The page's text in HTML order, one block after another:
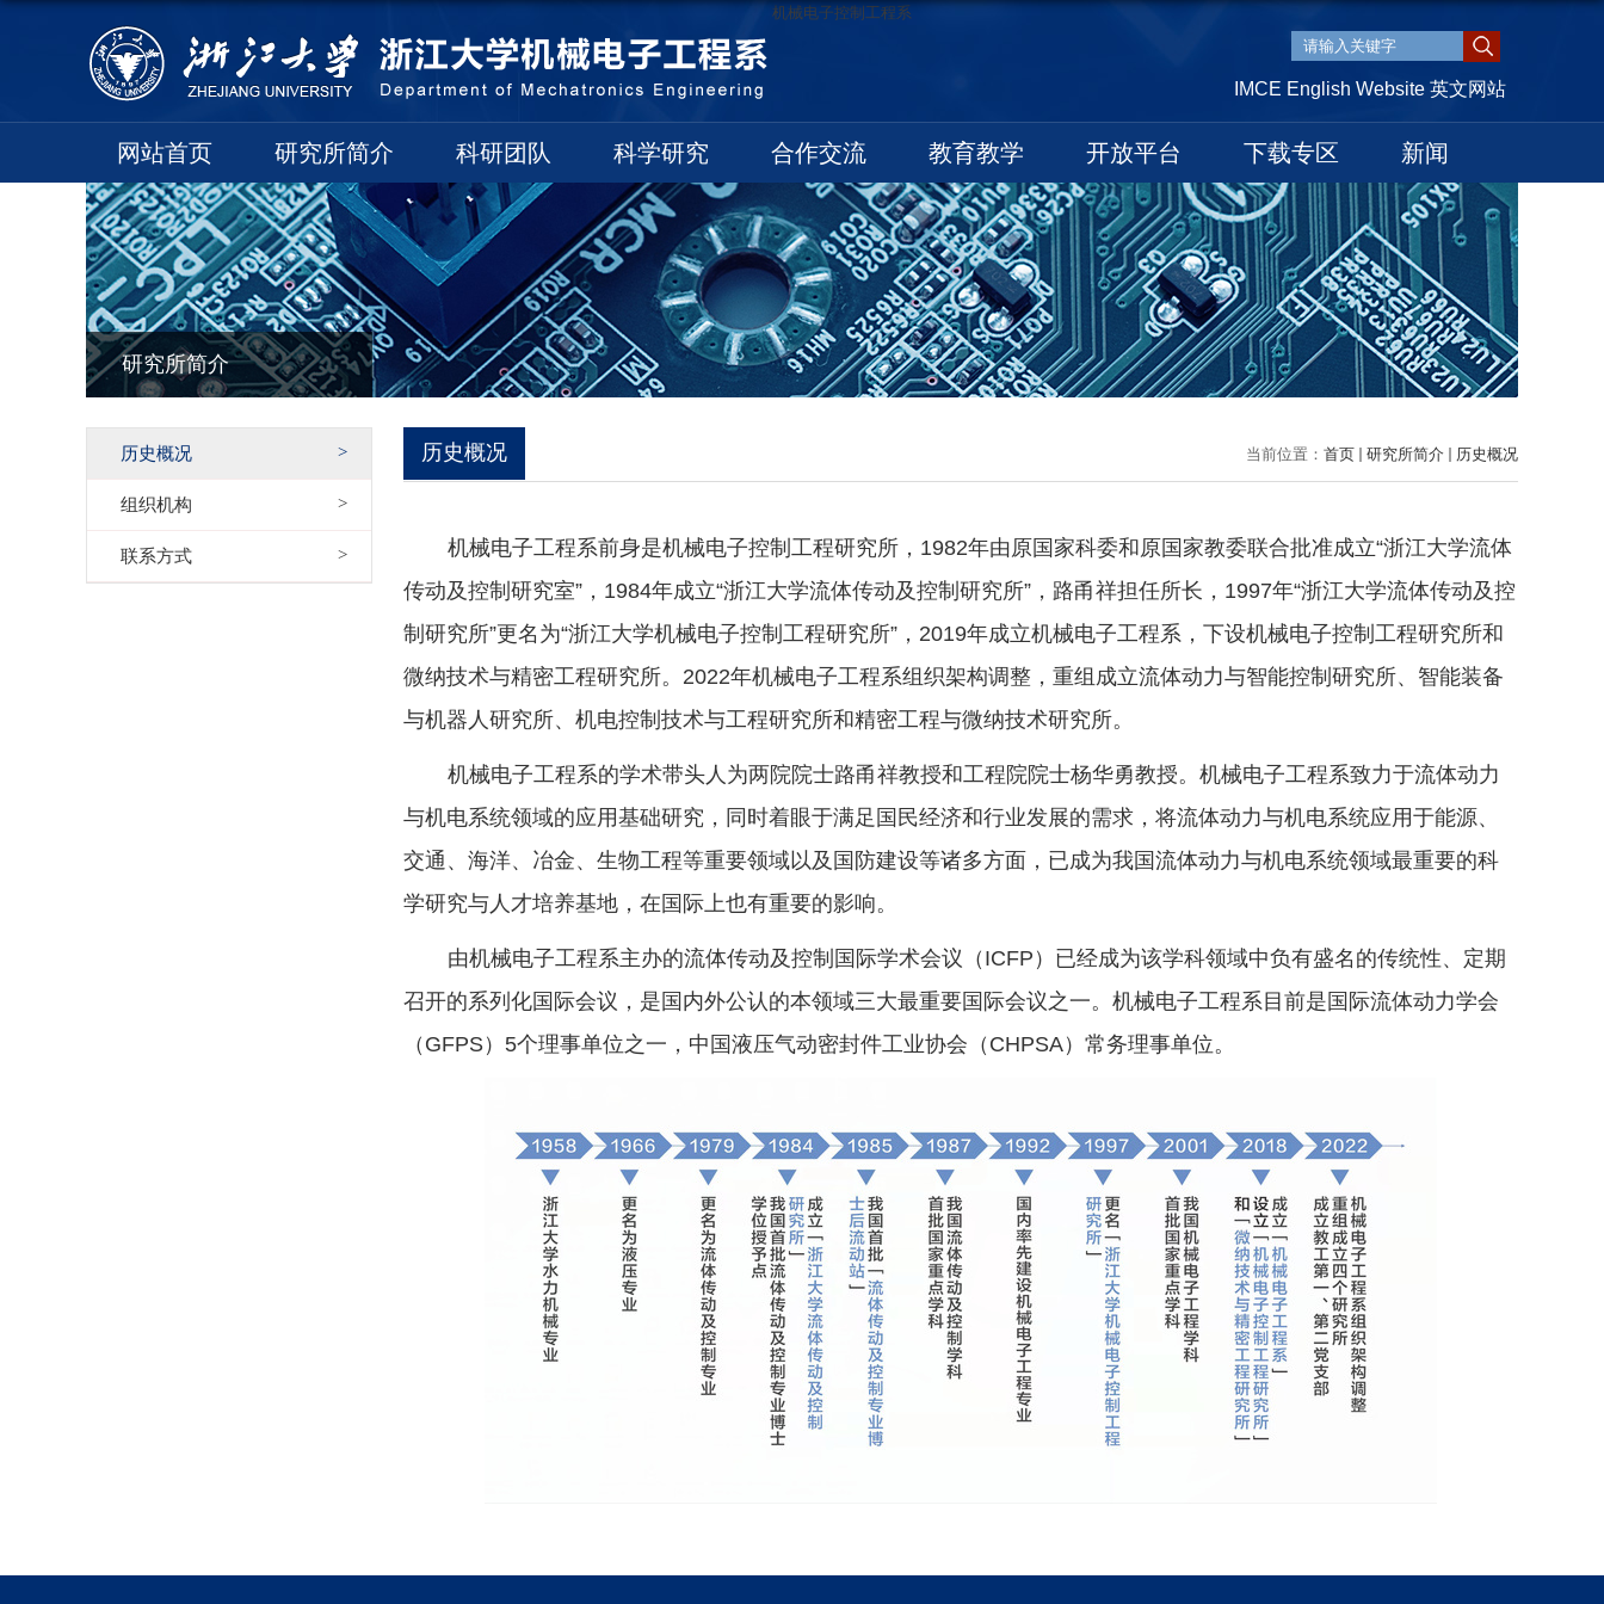
机械电子控制工程系
IMCE English Website 英文网站
网站首页 研究所简介 科研团队 科学研究 合作交流 教育教学 开放平台 下载专区 新闻
研究所简介
历史概况
组织机构
联系方式
当前位置： 首页 研究所简介 历史概况
历史概况
机械电子工程系前身是机械电子控制工程研究所，1982年由原国家科委和原国家教委联合批准成立“浙江大学流体
传动及控制研究室”，1984年成立“浙江大学流体传动及控制研究所”，路甬祥担任所长，1997年“浙江大学流体传动及控
制研究所”更名为“浙江大学机械电子控制工程研究所”，2019年成立机械电子工程系，下设机械电子控制工程研究所和
微纳技术与精密工程研究所。2022年机械电子工程系组织架构调整，重组成立流体动力与智能控制研究所、智能装备
与机器人研究所、机电控制技术与工程研究所和精密工程与微纳技术研究所。
机械电子工程系的学术带头人为两院院士路甬祥教授和工程院院士杨华勇教授。机械电子工程系致力于流体动力
与机电系统领域的应用基础研究，同时着眼于满足国民经济和行业发展的需求，将流体动力与机电系统应用于能源、
交通、海洋、冶金、生物工程等重要领域以及国防建设等诸多方面，已成为我国流体动力与机电系统领域最重要的科
学研究与人才培养基地，在国际上也有重要的影响。
由机械电子工程系主办的流体传动及控制国际学术会议（ICFP）已经成为该学科领域中负有盛名的传统性、定期
召开的系列化国际会议，是国内外公认的本领域三大最重要国际会议之一。机械电子工程系目前是国际流体动力学会
（GFPS）5个理事单位之一，中国液压气动密封件工业协会（CHPSA）常务理事单位。